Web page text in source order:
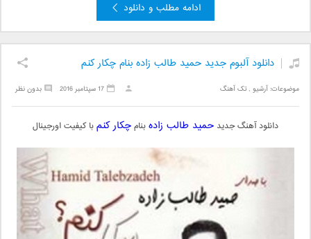
ادامه مطلب و دانلود
دانلود آلبوم جدید حمید طالب زاده بنام چکار کنم
موضوعات:آرشیو ,تک آهنگ بدون نظر 17 سپتامبر 2016
دانلود آهنگ جدید حمید طالب زادهبنامچکار کنمبا کیفیت اورجینال